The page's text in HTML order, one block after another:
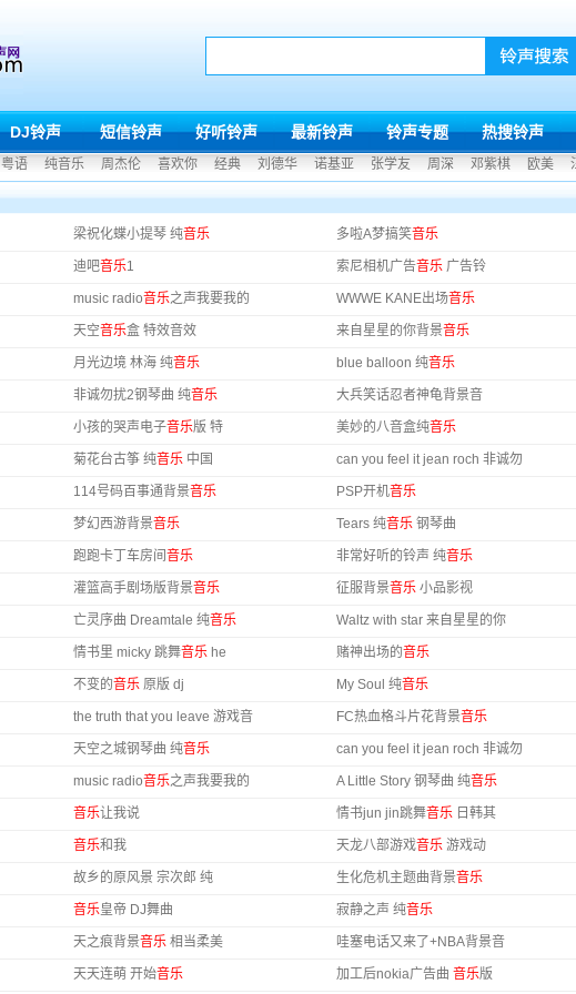
DJ铃声 短信铃声 好听铃声 最新铃声 铃声专题 热搜铃声
粤语 纯音乐 周杰伦 喜欢你 经典 刘德华 诺基亚 张学友 周深 邓紫棋 欧美
梁祝化蝶小提琴 纯音乐 多啦A梦搞笑音乐
迪吧音乐1 索尼相机广告音乐 广告铃
music radio音乐之声我要我的 WWWE KANE出场音乐
天空音乐盒 特效音效 来自星星的你背景音乐
月光边境 林海 纯音乐 blue balloon 纯音乐
非诚勿扰2钢琴曲 纯音乐 大兵笑话忍者神龟背景音
小孩的哭声电子音乐版 特 美妙的八音盒纯音乐
菊花台古筝 纯音乐 中国 can you feel it jean roch 非诚勿
114号码百事通背景音乐 PSP开机音乐
梦幻西游背景音乐 Tears 纯音乐 钢琴曲
跑跑卡丁车房间 音乐 非常好听的铃声 纯音乐
灌篮高手剧场版背景音乐 征服背景音乐 小品影视
亡灵序曲 Dreamtale 纯音乐 Waltz with star 来自星星的你
情书里 micky 跳舞音乐 he 赌神出场的音乐
不变的音乐 原版 dj My Soul 纯音乐
the truth that you leave 游戏音 FC热血格斗片花背景音乐
天空之城钢琴曲 纯音乐 can you feel it jean roch 非诚勿
music radio音乐之声我要我的 A Little Story 钢琴曲 纯音乐
音乐让我说 情书jun jin跳舞音乐 日韩其
音乐和我 天龙八部游戏音乐 游戏动
故乡的原风景 宗次郎 纯 生化危机主题曲背景音乐
音乐皇帝 DJ舞曲 寂静之声 纯音乐
天之痕背景音乐 相当柔美 哇塞电话又来了+NBA背景音
天天连萌 开始音乐 加工后nokia广告曲 音乐版